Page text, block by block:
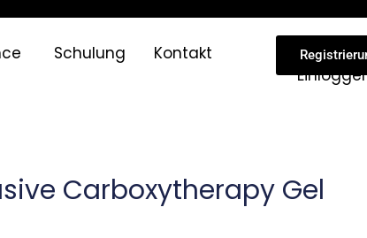
Schulung Kontakt
Carboxytherapy Gel